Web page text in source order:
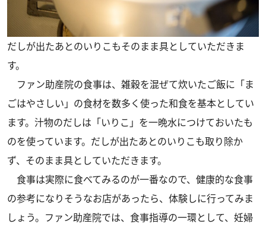
だしが出たあとのいりこもそのまま具としていただきま
す。
ファン助産院の食事は、雑穀を混ぜて炊いたご飯に「ま
ごはやさしい」の食材を数多く使った和食を基本としてい
ます。汁物のだしは「いりこ」を一晩水につけておいたも
のを使っています。だしが出たあとのいりこも取り除か
ず、そのまま具としていただきます。
食事は実際に食べてみるのが一番なので、健康的な食事
の参考になりそうなお店があったら、体験しに行ってみま
しょう。ファン助産院では、食事指導の一環として、妊婦